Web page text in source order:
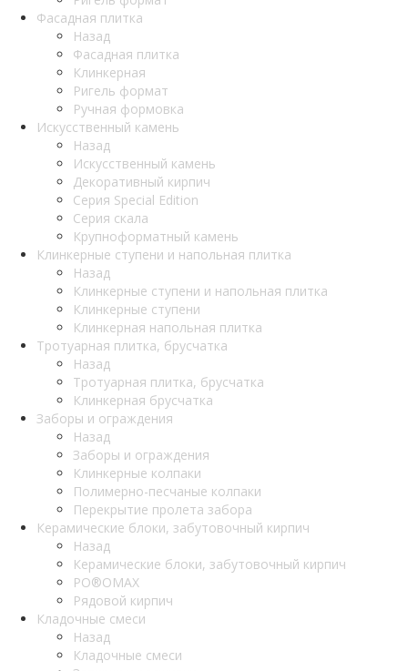
Фасадная плитка
Назад
Фасадная плитка
Клинкерная
Ригель формат
Ручная формовка
Искусственный камень
Назад
Искусственный камень
Декоративный кирпич
Серия Special Edition
Серия скала
Крупноформатный камень
Клинкерные ступени и напольная плитка
Назад
Клинкерные ступени и напольная плитка
Клинкерные ступени
Клинкерная напольная плитка
Тротуарная плитка, брусчатка
Назад
Тротуарная плитка, брусчатка
Клинкерная брусчатка
Заборы и ограждения
Назад
Заборы и ограждения
Клинкерные колпаки
Полимерно-песчаные колпаки
Перекрытие пролета забора
Керамические блоки, забутовочный кирпич
Назад
Керамические блоки, забутовочный кирпич
PO®OMAX
Рядовой кирпич
Кладочные смеси
Назад
Кладочные смеси